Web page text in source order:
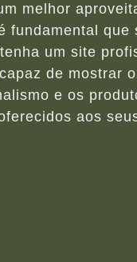
melhor
fundamental que
um site
de mostrar
e os
aos